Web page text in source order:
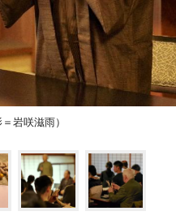
岩咲滋雨）